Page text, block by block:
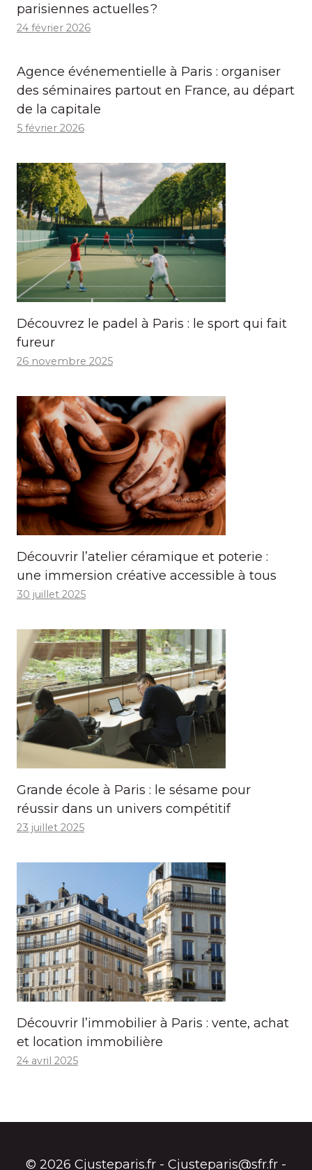
parisiennes actuelles ?
24 février 2026
Agence événementielle à Paris : organiser
des séminaires partout en France, au départ
de la capitale
5 février 2026
Découvrez le padel à Paris : le sport qui fait
fureur
26 novembre 2025
Découvrir l’atelier céramique et poterie :
une immersion créative accessible à tous
30 juillet 2025
Grande école à Paris : le sésame pour
réussir dans un univers compétitif
23 juillet 2025
Découvrir l’immobilier à Paris : vente, achat
et location immobilière
24 avril 2025
© 2026 Cjusteparis.fr - Cjusteparis@sfr.fr -